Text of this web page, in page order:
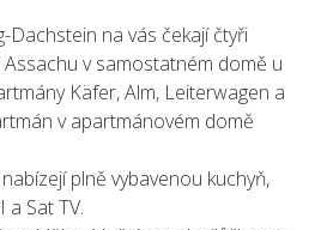
Dachstein na vás čekají čtyři
v samostatném domě u
Käfer, Alm, Leiterwagen a
v apartmánovém domě
plně vybavenou kuchyň,
a Sat TV.